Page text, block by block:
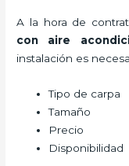
A la hora de
con aire
instalación es
Tipo de carpa
Tamaño
Precio
Disponibilidad